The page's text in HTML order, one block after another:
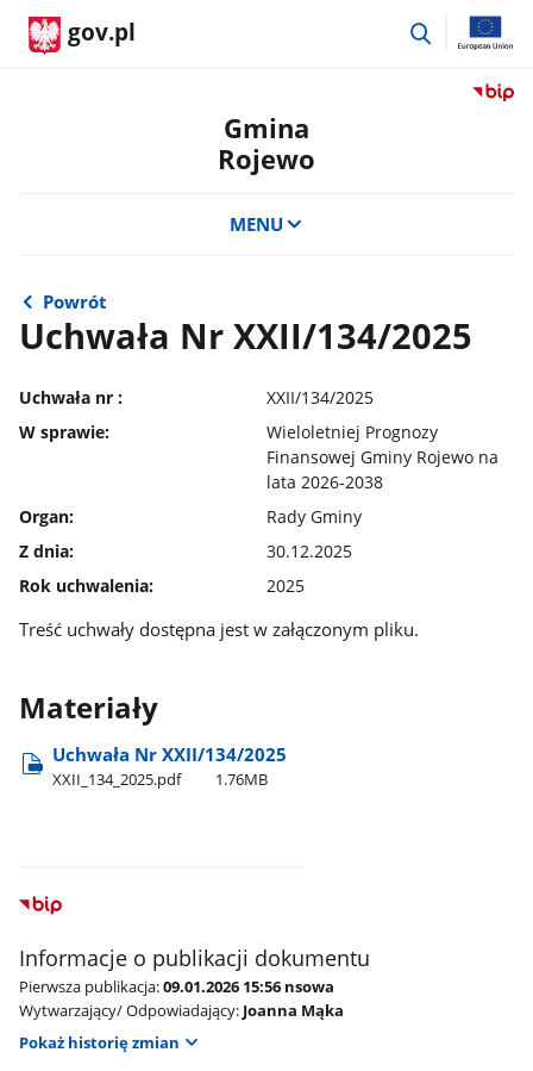
gov.pl
przejdź
Przejdź
Gmina
Rojewo
MENU
Powrót
Uchwała Nr XXII/134/2025
Uchwała nr :
XXII/134/2025
W sprawie:
Wieloletniej Prognozy
Finansowej Gminy Rojewo na
lata 2026-2038
Organ:
Rady Gminy
Z dnia:
30.12.2025
Rok uchwalenia:
2025
Treść uchwały dostępna jest w załączonym pliku.
Materiały
Uchwała Nr XXII/134/2025
XXII​_134​_2025.pdf 1.76MB
Informacje o publikacji dokumentu
Pierwsza publikacja:09.01.2026 15:56 nsowa
Wytwarzający/ Odpowiadający: Joanna Mąka
Pokaż historię zmian